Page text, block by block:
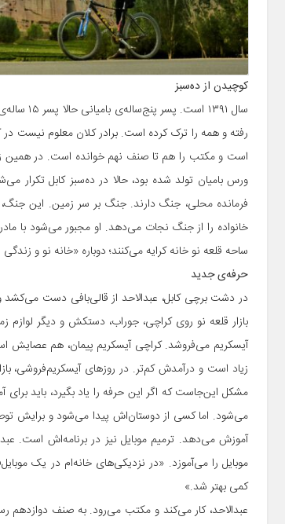
کوچیدن از ده‌سبز
سال
رفته و همه را ترک کرده است. برادر کلان معلوم نیست
ورس بامیان تولد شده بود، حالا در ده‌سبز کابل تکرار
فرمانده محلی، جنگ دارند. جنگ بر سر زمین. این جنگ،
خانواده را از جنگ نجات می‌دهد. او مجبور می‌شود با
ساحه قلعه نو خانه کرایه می‌کنند؛ دوباره «خانه نو و زندگی
حرفه‌ی جدید
در دشت برچی کابل، عبدالاحد از قالی‌بافی دست
بازار قلعه نو روی کراچی، جوراب، دستکش و دیگر لوازم
آیسکریم می‌فروشد. کراچی آیسکریم پیمان، هم
زیاد است و درآمدش کم‌تر. در روزهای آیسکریم‌فروشی،
مشکل این‌جاست که اگر این حرفه را یاد بگیرد، باید
می‌شود. اما کسی از دوستان‌اش پیدا می‌شود و برایش
آموزش می‌دهد. ترمیم موبایل نیز در برنامه‌اش است.
موبایل را می‌آموزد. «در نزدیکی‌های خانه‌ام در یک
کمی بهتر شد.»
عبدالاحد، کار می‌کند و مکتب می‌رود. به صنف دوازدهم